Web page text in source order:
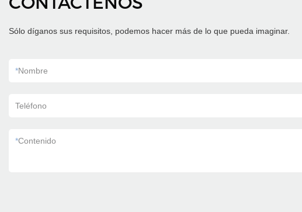
Sólo díganos sus requisitos, podemos hacer más de lo que pueda imaginar.
*Nombre
Teléfono
*Contenido